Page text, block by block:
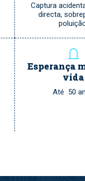
Captura
directa,
Esperança
vida
Até 50